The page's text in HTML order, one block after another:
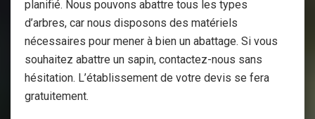
planifié. Nous pouvons abattre tous les types
d’arbres, car nous disposons des matériels
nécessaires pour mener à bien un abattage. Si vous
souhaitez abattre un sapin, contactez-nous sans
hésitation. L’établissement de votre devis se fera
gratuitement.